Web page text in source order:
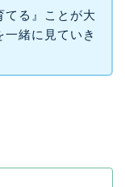
てる』ことが大
緒に見ていき